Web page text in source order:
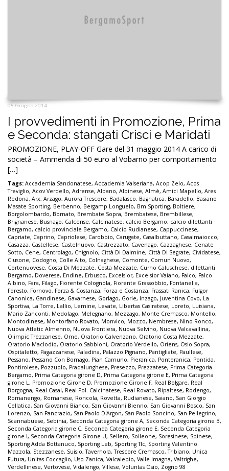
05 Giugno 2014
I provvedimenti in Promozione, Prima
e Seconda: stangati Crisci e Maridati
PROMOZIONE, PLAY-OFF Gare del 31 maggio 2014 A carico di
società – Ammenda di 50 euro al Vobarno per comportamento
[…]
Tags: Accademia Sandonatese, Accademia Valseriana, Acop Zelo, Acos
Treviglio, Acov Verdello, Adrense, Albano, Albinese, Almè, Amici Mapello, Ares
Redona, Arx, Arzago, Aurora Trescore, Badalasco, Bagnatica, Baradello, Basiano
Masate Sporting, Berbenno, Bergamp Longuelo, Bm Sporting, Boltiere,
Borgolombardo, Bornato, Brembate Sopra, Brembatese, Brembillese,
Brignanese, Busnago, Calcense, Calcinatese, calcio Bergamo, calcio dilettanti
Bergamo, calcio provinciale Bergamo, Calcio Rudianese, Cappuccinese,
Capriate, Caprino, Capriolese, Carobbio, Carugate, Casalbuttano, Casalmaiocco,
Casazza, Castellese, Castelnuovo, Castrezzato, Cavenago, Cazzaghese, Cenate
Sotto, Cene, Centrolago, Chignolo, Città Di Dalmine, Città Di Segrate, Cividatese,
Clusone, Codogno, Colle Alto, Colnaghese, Comonte, Comun Nuovo,
Cortenuovese, Costa Di Mezzate, Costa Mezzate, Curno Caluschese, dilettanti
Bergamo, Doverese, Endine, Erbusco, Excelsior, Excelsior Vaiano, Falco, Falco
Albino, Fara, Filago, Fiorente Colognola, Fiorente Grassobbio, Fontanella,
Foresto, Fornovo, Forza & Costanza, Forza e Costanza, Frassati Ranica, Fulgor
Canonica, Gandinese, Gavarnese, Gorlago, Gorle, Inzago, Juventina Covo, La
Sportiva, La Torre, Lallio, Lemine, Levate, Libertas Casiratese, Loreto, Luisiana,
Mario Zanconti, Medolago, Melegnano, Mezzago, Monte Cremasco, Montello,
Montodinese, Montorfano Rovato, Monvico, Mozzo, Nembrese, Nino Ronco,
Nuova Atletic Almenno, Nuova Frontiera, Nuova Selvino, Nuova Valcavallina,
Olimpic Trezzanese, Ome, Oratorio Calvenzano, Oratorio Costa Mezzate,
Oratorio Maclodio, Oratorio Sabbioni, Oratorio Verdello, Oriens, Osio Sopra,
Ospitaletto, Pagazzanese, Paladina, Palazzo Pignano, Pantigliate, Paullese,
Pessano, Pessano Con Bornago, Pian Camuno, Pieranica, Ponteranica, Pontida,
Pontirolese, Pozzuolo, Pradalunghese, Presezzo, Prezzatese, Prima Categoria
Bergamo, Prima Categoria girone D, Prima Categoria girone E, Prima Categoria
girone L , Promozione Girone D, Promozione Girone F, Real Bolgare, Real
Borgogna, Real Casal, Real Pol. Calcinatese, Real Rovato, Ripaltese, Rodengo,
Romanengo, Romanese, Roncola, Rovetta, Rudianese, Saiano, San Giorgio
Cellatica, San Giovanni Bianco, San Giovanni Bienno, San Giovanni Bosco, San
Lorenzo, San Pancrazio, San Paolo D'Argon, San Paolo Soncino, San Pellegrino,
Scannabuese, Sebinia, Seconda Categoria girone A, Seconda Categoria girone B,
Seconda Categoria girone C, Seconda Categoria girone E, Seconda Categoria
girone I, Seconda Categoria Girone U, Sellero, Solleone, Soresinese, Spinese,
Sporting Adda Bottanuco, Sporting Leb, Sporting Tlc, Sporting Valentino
Mazzola, Stezzanese, Suisio,Tavernola,Trescore Cremasco,Tribiano, Unica
Futura, Unitas Coccaglio, Uso Zanica, Valcalepio, Valle Imagna, Valtrighe,
Verdellinese, Vertovese, Vidalengo, Villese, Voluntas Osio, Zogno 98